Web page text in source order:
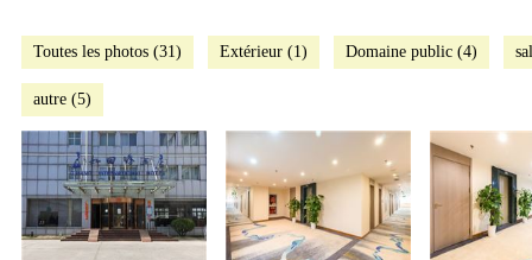
Toutes les photos (31) Extérieur (1) Domaine public (4)
autre (5)